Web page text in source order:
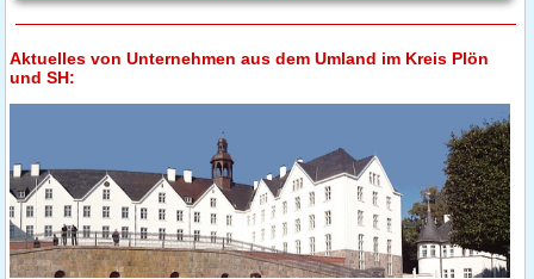
Aktuelles von Unternehmen aus dem Umland im Kreis Plön
und SH: